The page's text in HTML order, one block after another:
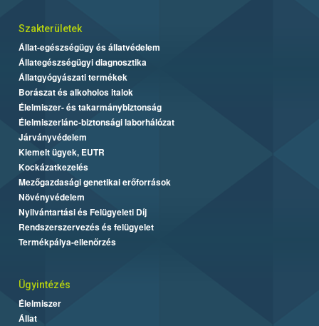
Szakterületek
Állat-egészségügy és állatvédelem
Állategészségügyi diagnosztika
Állatgyógyászati termékek
Borászat és alkoholos italok
Élelmiszer- és takarmánybiztonság
Élelmiszerlánc-biztonsági laborhálózat
Járványvédelem
Kiemelt ügyek, EUTR
Kockázatkezelés
Mezőgazdasági genetikai erőforrások
Növényvédelem
Nyilvántartási és Felügyeleti Díj
Rendszerszervezés és felügyelet
Termékpálya-ellenőrzés
Ügyintézés
Élelmiszer
Állat